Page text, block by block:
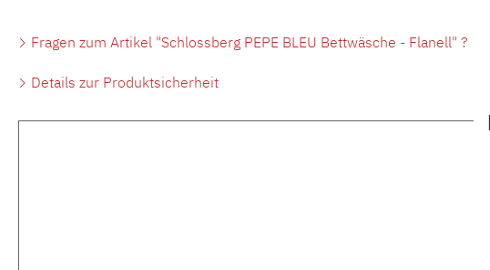
Fragen zum Artikel "Schlossberg PEPE BLEU Bettwäsche - Flanell" ?
Details zur Produktsicherheit